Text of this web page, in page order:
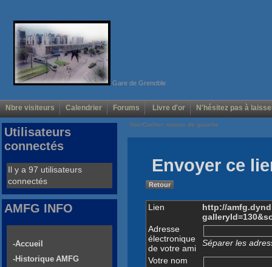
Gare de Grenoble
Nbre visiteurs Calendrier Forums Livre d'or N'hésitez pas à
Voir/Cacher menus de gauche
Envoyer ce
Retour
Lien
http://
Adresse
électronique
de votre ami
Séparer les
Votre nom
Utilisateurs
connectés
Il y a 97 utilisateurs
connectés
AMFG INFO
-Accueil
-Historique AMFG